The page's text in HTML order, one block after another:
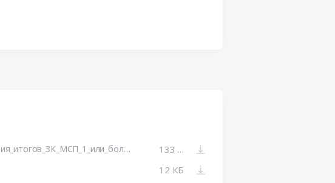
Протокол_подведения_итогов_ЗК_МСП_1_или_более_рассматривается,_1_или_более_допущено_(системный).docx_с_данными_эл.подписей.pdf 133 КБ
12 КБ